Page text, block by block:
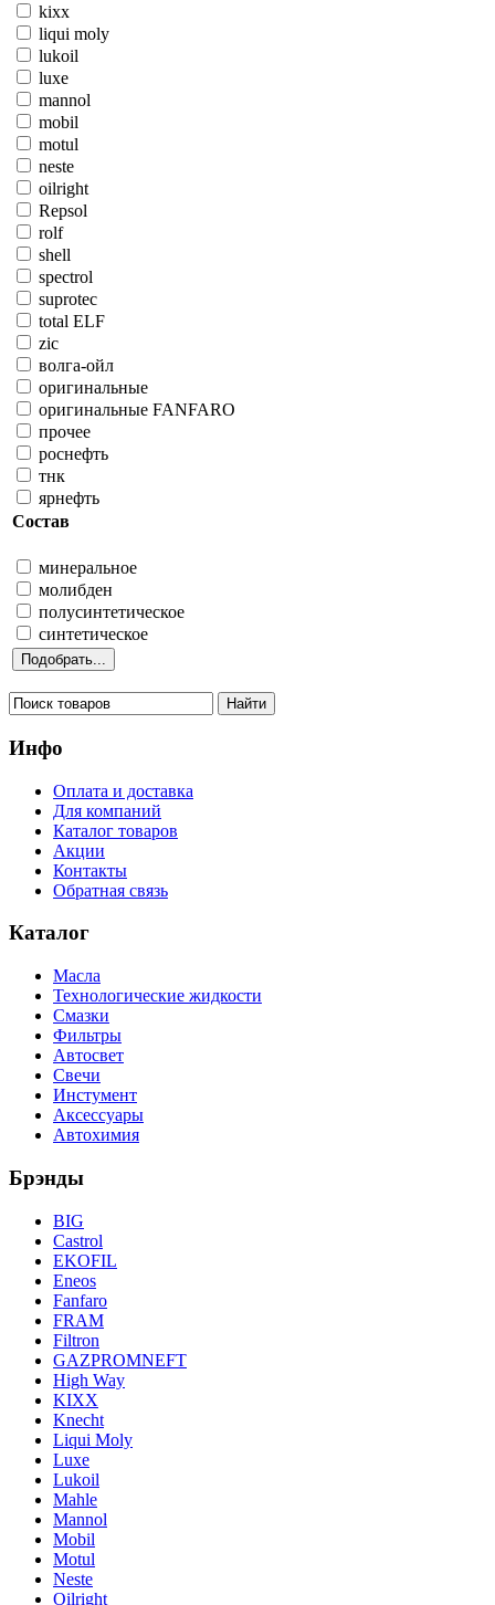
kixx
liqui moly
lukoil
luxe
mannol
mobil
motul
neste
oilright
Repsol
rolf
shell
spectrol
suprotec
total ELF
zic
волга-ойл
оригинальные
оригинальные FANFARO
прочее
роснефть
тнк
ярнефть
Состав
минеральное
молибден
полусинтетическое
синтетическое
Инфо
Оплата и доставка
Для компаний
Каталог товаров
Акции
Контакты
Обратная связь
Каталог
Масла
Технологические жидкости
Смазки
Фильтры
Автосвет
Свечи
Инстумент
Аксессуары
Автохимия
Брэнды
BIG
Castrol
EKOFIL
Eneos
Fanfaro
FRAM
Filtron
GAZPROMNEFT
High Way
KIXX
Knecht
Liqui Moly
Luxe
Lukoil
Mahle
Mannol
Mobil
Motul
Neste
Oilright